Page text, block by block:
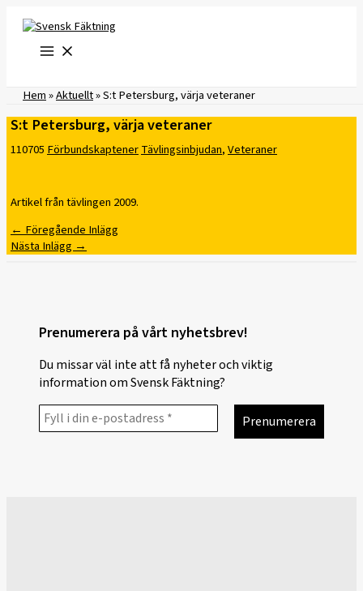
innehåll
Hem»Aktuellt»S:t Petersburg, värja veteraner
S:t Petersburg, värja veteraner
110705FörbundskaptenerTävlingsinbjudan,Veteraner
Artikel från tävlingen 2009.
←Föregående Inlägg
Nästa Inlägg→
Prenumerera på vårt nyhetsbrev!
Du missar väl inte att få nyheter och viktig
information om Svensk Fäktning?